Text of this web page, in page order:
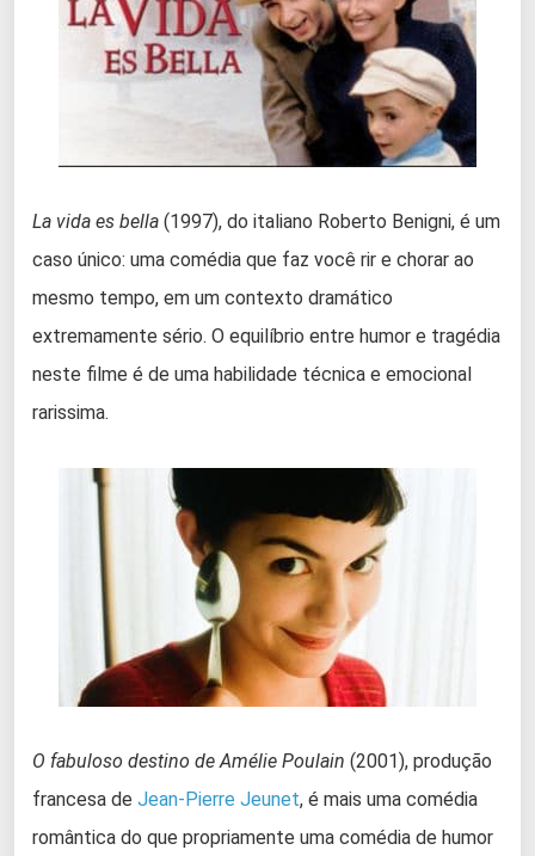
La vida es bella (1997), do italiano Roberto Benigni, é um
caso único: uma comédia que faz você rir e chorar ao
mesmo tempo, em um contexto dramático
extremamente sério. O equilíbrio entre humor e tragédia
neste filme é de uma habilidade técnica e emocional
rarissima.
O fabuloso destino de Amélie Poulain (2001), produção
francesa de Jean-Pierre Jeunet, é mais uma comédia
romântica do que propriamente uma comédia de humor